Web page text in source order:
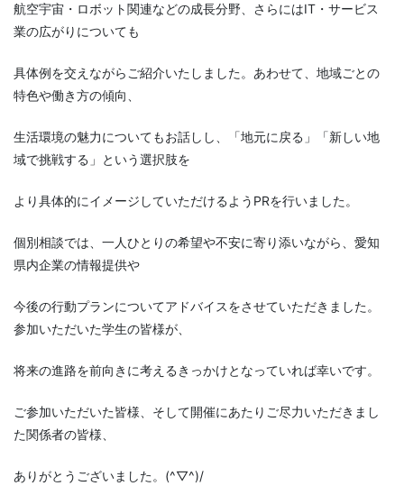
航空宇宙・ロボット関連などの成長分野、さらにはIT・サービス
業の広がりについても
具体例を交えながらご紹介いたしました。あわせて、地域ごとの
特色や働き方の傾向、
生活環境の魅力についてもお話しし、「地元に戻る」「新しい地
域で挑戦する」という選択肢を
より具体的にイメージしていただけるようPRを行いました。
個別相談では、一人ひとりの希望や不安に寄り添いながら、愛知
県内企業の情報提供や
今後の行動プランについてアドバイスをさせていただきました。
参加いただいた学生の皆様が、
将来の進路を前向きに考えるきっかけとなっていれば幸いです。
ご参加いただいた皆様、そして開催にあたりご尽力いただきまし
た関係者の皆様、
ありがとうございました。(^▽^)/